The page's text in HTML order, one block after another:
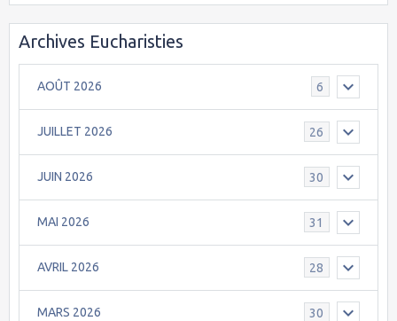
Archives Eucharisties
AOÛT 2026 6
JUILLET 2026 26
JUIN 2026 30
MAI 2026 31
AVRIL 2026 28
MARS 2026 30